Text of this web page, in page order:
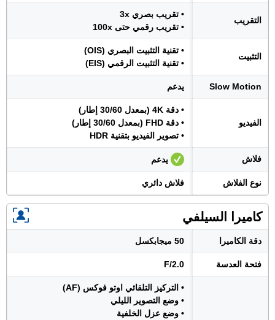
التقريب
• تقريب بصري 3x
• تقريب رقمي حتى 100x
التثبيت
• تقنية التثبيت البصري (OIS)
• تقنية التثبيت الرقمي (EIS)
Slow Motion يدعم
الفيديو
• دقة 4K (بمعدل 30/60 إطار)
• دقة FHD (بمعدل 30/60 إطار)
• تصوير الفيديو بتقنية HDR
فلاش يدعم
نوع الفلاش فلاش دائري
كاميرا السيلفي
دقة الكاميرا 50 ميجابكسل
فتحة العدسة F/2.0
• التركيز التلقائي اوتو فوكس (AF)
• وضع التصوير الليلي
• وضع عزل الخلفية